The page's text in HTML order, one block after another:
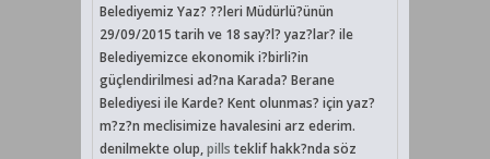
Belediyemiz Yaz? ??leri Müdürlü?ünün
29/09/2015 tarih ve 18 say?l? yaz?lar? ile
Belediyemizce ekonomik i?birli?in
güçlendirilmesi ad?na Karada? Berane
Belediyesi ile Karde? Kent olunmas? için yaz?
m?z?n meclisimize havalesini arz ederim.
denilmekte olup,pills teklif hakk?nda söz